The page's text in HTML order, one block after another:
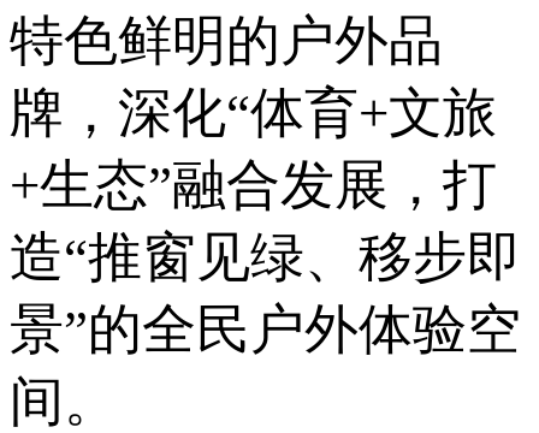
特色鲜明的户外品
牌，深化“体育+文旅
+生态”融合发展，打
造“推窗见绿、移步即
景”的全民户外体验空
间。